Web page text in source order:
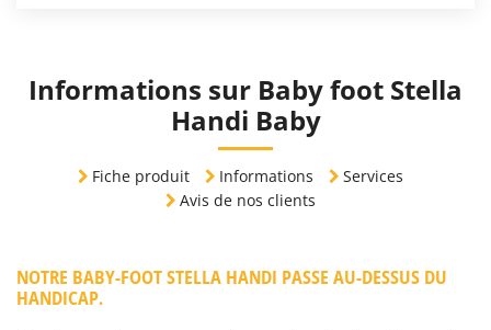
Informations sur Baby foot Stella
Handi Baby
Fiche produit Informations
Services
Avis de nos clients
NOTRE BABY-FOOT STELLA HANDI PASSE AU-DESSUS DU
HANDICAP.